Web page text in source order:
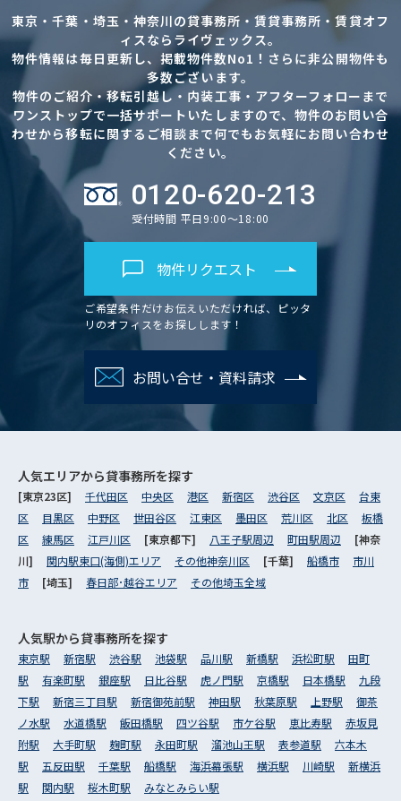
東京・千葉・埼玉・神奈川の貸事務所・賃貸事務所・賃貸オフ
ィスならライヴェックス。
物件情報は毎日更新し、掲載物件数No1！さらに非公開物件も
多数ございます。
物件のご紹介・移転引越し・内装工事・アフターフォローまで
ワンストップで一括サポートいたしますので、物件のお問い合
わせから移転に関するご相談まで何でもお気軽にお問い合わせ
ください。
0120-620-213
受付時間 平日9:00～18:00
物件リクエスト
ご希望条件だけお伝えいただければ、ピッタ
リのオフィスをお探しします！
お問い合せ・資料請求
人気エリアから貸事務所を探す
[東京23区] 千代田区 中央区 港区 新宿区 渋谷区 文京区
台東
区
目黒区 中野区 世田谷区 江東区 墨田区 荒川区 北区
板橋
区
練馬区 江戸川区 [東京都下] 八王子駅周辺 町田駅周辺
[神奈
川] 関内駅東口(海側)エリア その他神奈川区 [千葉] 船橋市
市川
市
[埼玉] 春日部･越谷エリア その他埼玉全域
人気駅から貸事務所を探す
東京駅 新宿駅 渋谷駅 池袋駅 品川駅 新橋駅 浜松町駅
田町
駅
有楽町駅 銀座駅 日比谷駅 虎ノ門駅 京橋駅 日本橋駅
九段
下駅
新宿三丁目駅 新宿御苑前駅 神田駅 秋葉原駅 上野駅
御茶
ノ水駅
水道橋駅 飯田橋駅 四ツ谷駅 市ケ谷駅 恵比寿駅
赤坂見
附駅
大手町駅 麹町駅 永田町駅 溜池山王駅 表参道駅
六本木
駅
五反田駅 千葉駅 船橋駅 海浜幕張駅 横浜駅 川崎駅
新横浜
駅
関内駅 桜木町駅 みなとみらい駅